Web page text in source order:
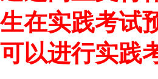
生在实践考试
可以进行实践